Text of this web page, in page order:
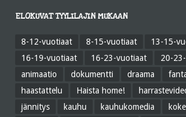
ELOKUVAT TYYLILAJIN MUKAAN
8-12-vuotiaat 8-15-vuotiaat
13-15-
16-19-vuotiaat
16-23-vuotiaat
20-
animaatio
dokumentti draama
haastattelu
Haista home!
jännitys
kauhu kauhukomedia